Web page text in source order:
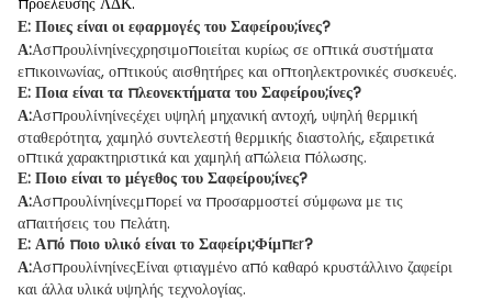
Ε: Ποιες είναι οι εφαρμογές του Σαφείρου;ίνες?
Α:Ασπρουλίνηίνεςχρησιμοποιείται κυρίως σε οπτικά συστήματα
επικοινωνίας, οπτικούς αισθητήρες και οπτοηλεκτρονικές συσκευές.
Ε: Ποια είναι τα πλεονεκτήματα του Σαφείρου;ίνες?
Α:Ασπρουλίνηίνεςέχει υψηλή μηχανική αντοχή, υψηλή θερμική
σταθερότητα, χαμηλό συντελεστή θερμικής διαστολής, εξαιρετικά
οπτικά χαρακτηριστικά και χαμηλή απώλεια πόλωσης.
Ε: Ποιο είναι το μέγεθος του Σαφείρου;ίνες?
Α:Ασπρουλίνηίνεςμπορεί να προσαρμοστεί σύμφωνα με τις
απαιτήσεις του πελάτη.
Ε: Από ποιο υλικό είναι το Σαφείρι;Φίμπεr?
Α:ΑσπρουλίνηίνεςΕίναι φτιαγμένο από καθαρό κρυστάλλινο ζαφείρι
και άλλα υλικά υψηλής τεχνολογίας.